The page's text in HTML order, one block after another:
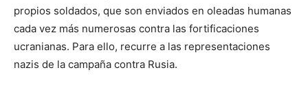
propios soldados, que son enviados en oleadas humanas
cada vez más numerosas contra las fortificaciones
ucranianas. Para ello, recurre a las representaciones
nazis de la campaña contra Rusia.